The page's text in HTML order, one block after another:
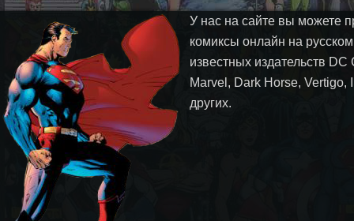
У нас на сайте вы можете
комиксы онлайн на
известных издательств DC
Marvel, Dark Horse, Vertigo,
других.